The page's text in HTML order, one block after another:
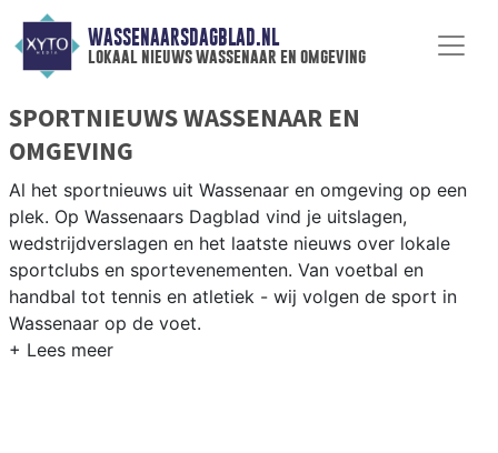
WASSENAARSDAGBLAD.NL
lokaal nieuws wassenaar en omgeving
SPORTNIEUWS WASSENAAR EN
OMGEVING
Al het sportnieuws uit Wassenaar en omgeving op een
plek. Op Wassenaars Dagblad vind je uitslagen,
wedstrijdverslagen en het laatste nieuws over lokale
sportclubs en sportevenementen. Van voetbal en
handbal tot tennis en atletiek - wij volgen de sport in
Wassenaar op de voet.